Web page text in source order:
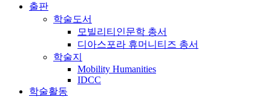
출판
학술도서
모빌리티인문학 총서
디아스포라 휴머니티즈 총서
학술지
Mobility Humanities
IDCC
학술활동